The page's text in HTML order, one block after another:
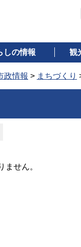
しの情報 観
政情報 > まちづくり
ません。